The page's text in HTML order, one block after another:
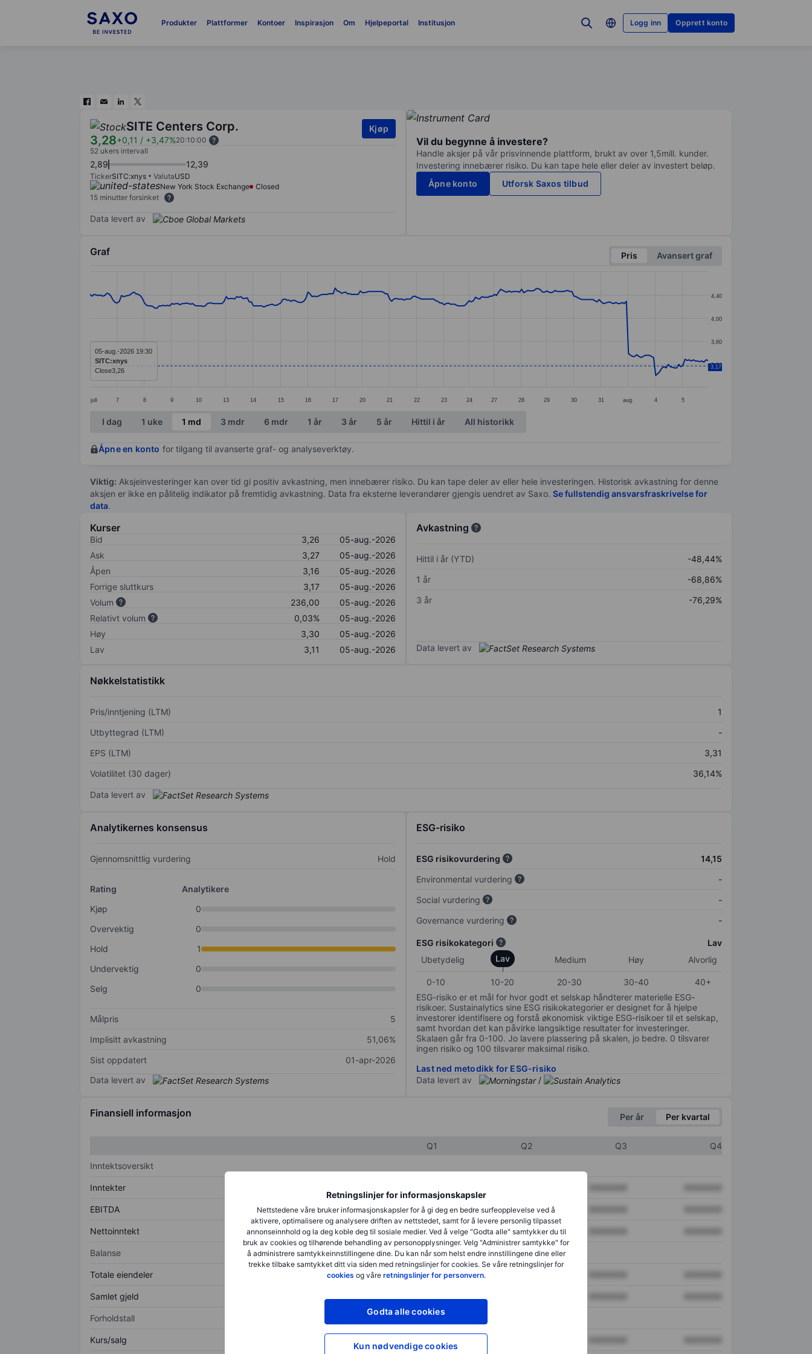
Produkter Plattformer Kontoer Inspirasjon Om Hjelpeportal Institusjon Logg inn Opprett konto
Retningslinjer for informasjonskapsler
Nettstedene våre bruker informasjonskapsler for å gi deg en bedre surfeopplevelse ved å
aktivere, optimalisere og analysere driften av nettstedet, samt for å levere personlig tilpasset
annonseinnhold og la deg koble deg til sosiale medier. Ved å velge "Godta alle" samtykker du til
bruk av cookies og tilhørende behandling av personopplysninger. Velg "Administrer samtykke" for
å administrere samtykkeinnstillingene dine. Du kan når som helst endre innstillingene dine eller
trekke tilbake samtykket ditt via siden med retningslinjer for cookies. Se våre retningslinjer for
cookies og våre retningslinjer for personvern.
Godta alle cookies
Kun nødvendige cookies
SITE Centers Corp.
3,28+0,11 / +3,47%20:10:00
Kjøp
52 ukers intervall
2,89 12,39
TickerSITC:xnys ValutaUSD
New York Stock Exchange
Closed
15 minutter forsinket
Data levert av
Vil du begynne å investere?
Handle aksjer på vår prisvinnende plattform, brukt av over 1,5mill. kunder.
Investering innebærer risiko. Du kan tape hele eller deler av investert beløp.
Åpne konto
Utforsk Saxos tilbud
Graf Pris
Avansert graf
Line chart with 296 data points.
juli 7 8 9 10 13 14 15 16 17 20 21 22 23 24 27 28 29 30 31 aug. 4 5
3,20
3,60
4,00
4,40
3,17
05-aug.-2026 19:30
SITC:xnys
Close3,26
End of interactive chart.
I dag 1 uke 1 md 3 mdr 6 mdr 1 år 3 år 5 år Hittil i år All historikk
Åpne en konto for tilgang til avanserte graf- og analyseverktøy.
Viktig: Aksjeinvesteringer kan over tid gi positiv avkastning, men innebærer risiko. Du kan tape deler av eller hele investeringen. Historisk avkastning for denne
aksjen er ikke en pålitelig indikator på fremtidig avkastning. Data fra eksterne leverandører gjengis uendret av Saxo. Se fullstendig ansvarsfraskrivelse for
data.
Kurser
Bid 3,26
05-aug.-2026
Ask
3,27
05-aug.-2026
Åpen
3,16
05-aug.-2026
Forrige sluttkurs
3,17
05-aug.-2026
Volum
236,00
05-aug.-2026
Relativt volum
0,03%
05-aug.-2026
Høy
3,30
05-aug.-2026
Lav
3,11 05-aug.-2026
Avkastning
Hittil i år (YTD)
-48,44%
1 år
-68,86%
3 år
-76,29%
Data levert av
Nøkkelstatistikk
Pris/inntjening (LTM)
1
Utbyttegrad (LTM)
-
EPS (LTM)
3,31
Volatilitet (30 dager)
36,14%
Data levert av
Analytikernes konsensus
Gjennomsnittlig vurdering Hold
Rating
Analytikere
Kjøp
0
Overvektig
0
Hold
1
Undervektig
0
Selg
0
Målpris
5
Implisitt avkastning
51,06%
Sist oppdatert
01-apr-2026
Data levert av
ESG-risiko
ESG risikovurdering
14,15
Environmental vurdering
-
Social vurdering
-
Governance vurdering
-
ESG risikokategori
Lav
Ubetydelig
Lav Medium Høy Alvorlig
0-10 10-20 20-30 30-40
40+
ESG-risiko er et mål for hvor godt et selskap håndterer materielle ESG-
risikoer. Sustainalytics sine ESG risikokategorier er designet for å hjelpe
investorer identifisere og forstå økonomisk viktige ESG-risikoer til et selskap,
samt hvordan det kan påvirke langsiktige resultater for investeringer.
Skalaen går fra 0-100. Jo lavere plassering på skalen, jo bedre. 0 tilsvarer
ingen risiko og 100 tilsvarer maksimal risiko.
Last ned metodikk for ESG-risiko
Data levert av
/
Finansiell informasjon Per år Per kvartal
Q1 Q2 Q3
Q4
Inntektsoversikt
Inntekter
EBITDA XXXXXXX XXXXXXX
Nettoinntekt XXXXXXX XXXXXXX
Balanse
Totale eiendeler XXXXXXX
Samlet gjeld
Forholdstall
Kurs/salg